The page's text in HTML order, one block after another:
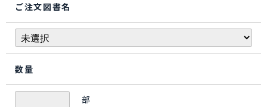
ご注文図書名
数量
部